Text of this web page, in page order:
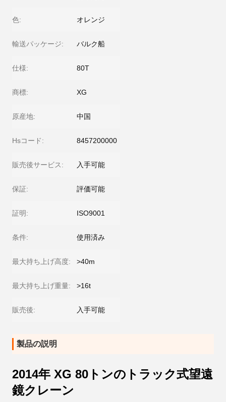
色: オレンジ
輸送パッケージ: バルク船
仕様: 80T
商標: XG
原産地: 中国
Hsコード: 8457200000
販売後サービス: 入手可能
保証: 評価可能
証明: ISO9001
条件: 使用済み
最大持ち上げ高度: >40m
最大持ち上げ重量: >16t
販売後: 入手可能
製品の説明
2014年 XG 80トンのトラック式望遠
鏡クレーン